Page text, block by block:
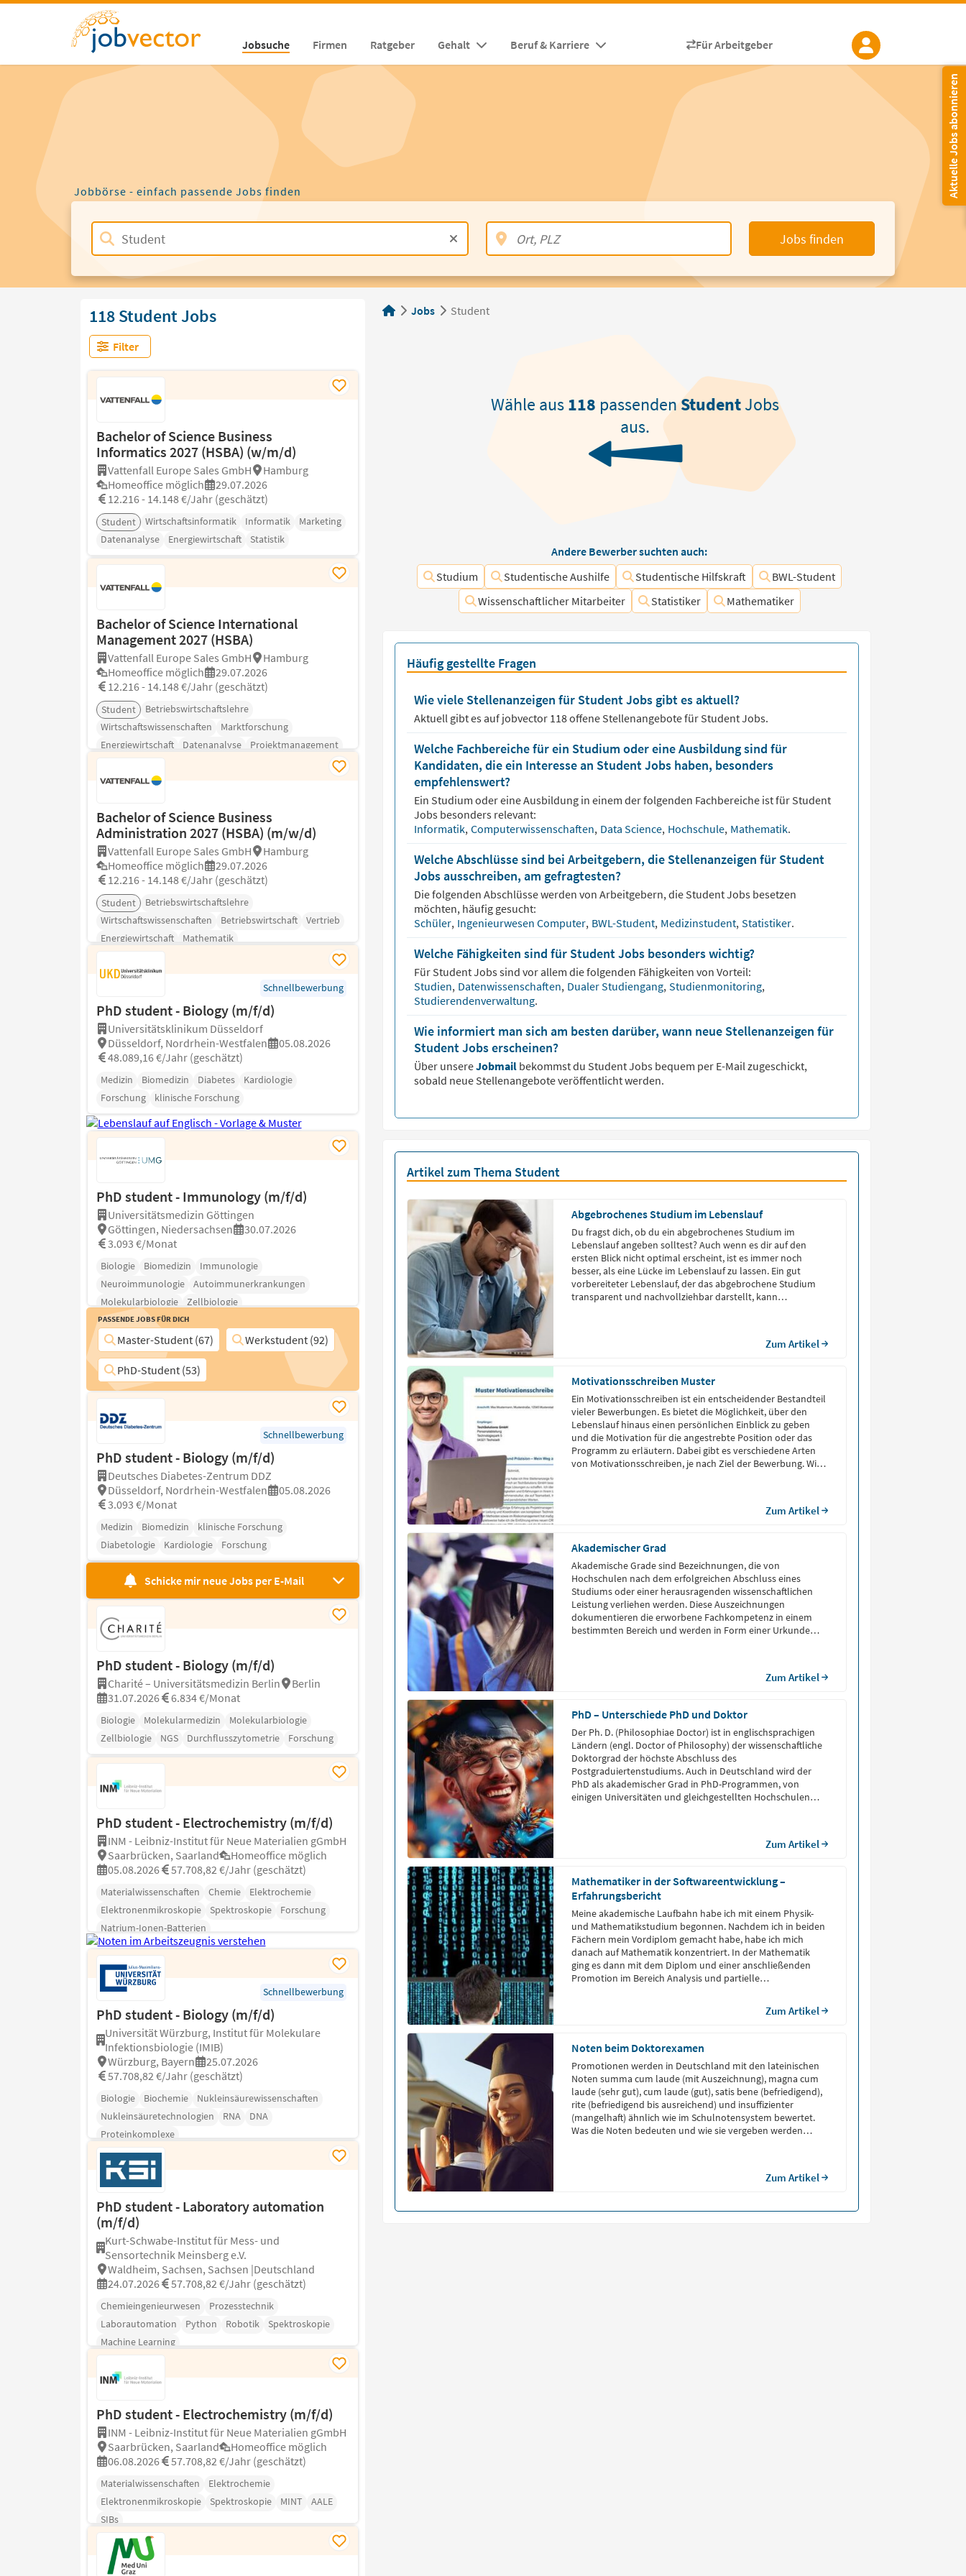
Jobsuche Firmen Ratgeber Gehalt Beruf & Karriere Für Arbeitgeber
Aktuelle Jobs abonnieren
Jobbörse - einfach passende Jobs finden
Jobs finden
118 Student Jobs
Filter
Bachelor of Science Business
Informatics 2027 (HSBA) (w/m/d)
Vattenfall Europe Sales GmbH
Hamburg
Homeoffice möglich
29.07.2026
12.216 - 14.148 €/Jahr (geschätzt)
Student Wirtschaftsinformatik Informatik
Marketing
Datenanalyse
Energiewirtschaft Statistik
Bachelor of Science International
Management 2027 (HSBA)
Vattenfall Europe Sales GmbH
Hamburg
Homeoffice möglich
29.07.2026
12.216 - 14.148 €/Jahr (geschätzt)
Student
Betriebswirtschaftslehre
Wirtschaftswissenschaften
Marktforschung
Energiewirtschaft
Datenanalyse Projektmanagement
Bachelor of Science Business
Administration 2027 (HSBA) (m/w/d)
Vattenfall Europe Sales GmbH
Hamburg
Homeoffice möglich
29.07.2026
12.216 - 14.148 €/Jahr (geschätzt)
Student
Betriebswirtschaftslehre
Wirtschaftswissenschaften
Betriebswirtschaft
Vertrieb
Energiewirtschaft
Mathematik
Schnellbewerbung
PhD student - Biology (m/f/d)
Universitätsklinikum Düsseldorf
Düsseldorf, Nordrhein-Westfalen
05.08.2026
48.089,16 €/Jahr (geschätzt)
Medizin Biomedizin Diabetes
Kardiologie
Forschung
klinische Forschung
PhD student - Immunology (m/f/d)
Universitätsmedizin Göttingen
Göttingen, Niedersachsen
30.07.2026
3.093 €/Monat
Biologie Biomedizin
Immunologie
Neuroimmunologie
Autoimmunerkrankungen
Molekularbiologie
Zellbiologie
Passende Jobs für Dich
Master-Student (67)
Werkstudent (92)
PhD-Student (53)
Schnellbewerbung
PhD student - Biology (m/f/d)
Deutsches Diabetes-Zentrum DDZ
Düsseldorf, Nordrhein-Westfalen
05.08.2026
3.093 €/Monat
Medizin Biomedizin
klinische Forschung
Diabetologie
Kardiologie Forschung
Schicke mir neue Jobs per E-Mail
PhD student - Biology (m/f/d)
Charité – Universitätsmedizin Berlin
Berlin
31.07.2026
6.834 €/Monat
Biologie Molekularmedizin
Molekularbiologie
Zellbiologie
NGS Durchflusszytometrie Forschung
PhD student - Electrochemistry (m/f/d)
INM - Leibniz-Institut für Neue Materialien gGmbH
Saarbrücken, Saarland
Homeoffice möglich
05.08.2026
57.708,82 €/Jahr (geschätzt)
Materialwissenschaften Chemie
Elektrochemie
Elektronenmikroskopie
Spektroskopie
Forschung
Natrium-Ionen-Batterien
Schnellbewerbung
PhD student - Biology (m/f/d)
Universität Würzburg, Institut für Molekulare
Infektionsbiologie (IMIB)
Würzburg, Bayern
25.07.2026
57.708,82 €/Jahr (geschätzt)
Biologie Biochemie
Nukleinsäurewissenschaften
Nukleinsäuretechnologien
RNA
DNA
Proteinkomplexe
PhD student - Laboratory automation
(m/f/d)
Kurt-Schwabe-Institut für Mess- und
Sensortechnik Meinsberg e.V.
Waldheim, Sachsen, Sachsen |Deutschland
24.07.2026
57.708,82 €/Jahr (geschätzt)
Chemieingenieurwesen
Prozesstechnik
Laborautomation
Python Robotik
Spektroskopie
Machine Learning
PhD student - Electrochemistry (m/f/d)
INM - Leibniz-Institut für Neue Materialien gGmbH
Saarbrücken, Saarland
Homeoffice möglich
06.08.2026
57.708,82 €/Jahr (geschätzt)
Materialwissenschaften
Elektrochemie
Elektronenmikroskopie
Spektroskopie MINT
AALE
SIBs
Jobs Student
Wähle aus118 passendenStudentJobs
aus.
Andere Bewerber suchten auch:
Studium
Studentische Aushilfe Studentische Hilfskraft
BWL-Student
Wissenschaftlicher Mitarbeiter
Statistiker Mathematiker
Häufig gestellte Fragen
Wie viele Stellenanzeigen für Student Jobs gibt es aktuell?
Aktuell gibt es auf jobvector 118offene Stellenangebote für Student Jobs.
Welche Fachbereiche für ein Studium oder eine Ausbildung sind für
Kandidaten, die ein Interesse an Student Jobs haben, besonders
empfehlenswert?
Ein Studium oder eine Ausbildung in einem der folgenden Fachbereiche ist für Student
Jobs besonders relevant:
Informatik, Computerwissenschaften, Data Science, Hochschule, Mathematik.
Welche Abschlüsse sind bei Arbeitgebern, die Stellenanzeigen für Student
Jobs ausschreiben, am gefragtesten?
Die folgenden Abschlüsse werden von Arbeitgebern, die StudentJobs besetzen
möchten, häufig gesucht:
Schüler, Ingenieurwesen Computer, BWL-Student, Medizinstudent, Statistiker.
Welche Fähigkeiten sind für Student Jobs besonders wichtig?
Für StudentJobs sind vor allem die folgenden Fähigkeiten von Vorteil:
Studien, Datenwissenschaften, Dualer Studiengang, Studienmonitoring,
Studierendenverwaltung.
Wie informiert man sich am besten darüber, wann neue Stellenanzeigen für
Student Jobs erscheinen?
Über unsereJobmail bekommst du StudentJobs bequem per E-Mail zugeschickt,
sobald neue Stellenangebote veröffentlicht werden.
Artikel zum Thema Student
Abgebrochenes Studium im Lebenslauf
Du fragst dich, ob du ein abgebrochenes Studium im
Lebenslauf angeben solltest? Auch wenn es dir auf den
ersten Blick nicht optimal erscheint, ist es immer noch
besser, als eine Lücke im Lebenslauf zu lassen. Ein gut
vorbereiteter Lebenslauf, der das abgebrochene Studium
transparent und nachvollziehbar darstellt, kann
Zum Artikel
Motivationsschreiben Muster
Ein Motivationsschreiben ist ein entscheidender Bestandteil
vieler Bewerbungen. Es bietet die Möglichkeit, über den
Lebenslauf hinaus einen persönlichen Einblick zu geben
und die Motivation für die angestrebte Position oder das
Programm zu erläutern. Dabei gibt es verschiedene Arten
von Motivationsschreiben, je nach Ziel der Bewerbung. Wir
Zum Artikel
Akademischer Grad
Akademische Grade sind Bezeichnungen, die von
Hochschulen nach dem erfolgreichen Abschluss eines
Studiums oder einer herausragenden wissenschaftlichen
Leistung verliehen werden. Diese Auszeichnungen
dokumentieren die erworbene Fachkompetenz in einem
bestimmten Bereich und werden in Form einer Urkunde
Zum Artikel
PhD – Unterschiede PhD und Doktor
Der Ph. D. (Philosophiae Doctor) ist in englischsprachigen
Ländern (engl. Doctor of Philosophy) der wissenschaftliche
Doktorgrad der höchste Abschluss des
Postgraduiertenstudiums. Auch in Deutschland wird der
PhD als akademischer Grad in PhD-Programmen, von
einigen Universitäten und gleichgestellten Hochschulen
Zum Artikel
Mathematiker in der Softwareentwicklung –
Erfahrungsbericht
Meine akademische Laufbahn habe ich mit einem Physik-
und Mathematikstudium begonnen. Nachdem ich in beiden
Fächern mein Vordiplom gemacht habe, habe ich mich
danach auf Mathematik konzentriert. In der Mathematik
ging es dann mit dem Diplom und einer anschließenden
Promotion im Bereich Analysis und partielle
Zum Artikel
Noten beim Doktorexamen
Promotionen werden in Deutschland mit den lateinischen
Noten summa cum laude (mit Auszeichnung), magna cum
laude (sehr gut), cum laude (gut), satis bene (befriedigend),
rite (befriedigend bis ausreichend) und insuffizienter
(mangelhaft) ähnlich wie im Schulnotensystem bewertet.
Was die Noten bedeuten und wie sie vergeben werden
Zum Artikel